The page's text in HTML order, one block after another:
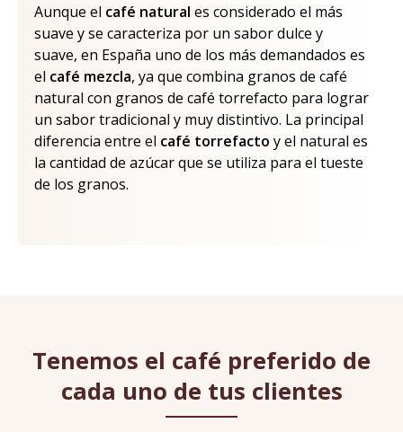
Aunque el café natural es considerado el más
suave y se caracteriza por un sabor dulce y
suave, en España uno de los más demandados es
el café mezcla, ya que combina granos de café
natural con granos de café torrefacto para lograr
un sabor tradicional y muy distintivo. La principal
diferencia entre el café torrefacto y el natural es
la cantidad de azúcar que se utiliza para el tueste
de los granos.
Tenemos el café preferido de
cada uno de tus clientes